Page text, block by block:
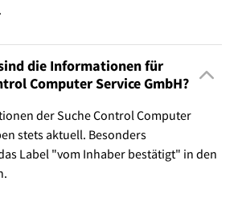
die Informationen für
Computer Service GmbH?
der Suche Control Computer
stets aktuell. Besonders
Label "vom Inhaber bestätigt" in den